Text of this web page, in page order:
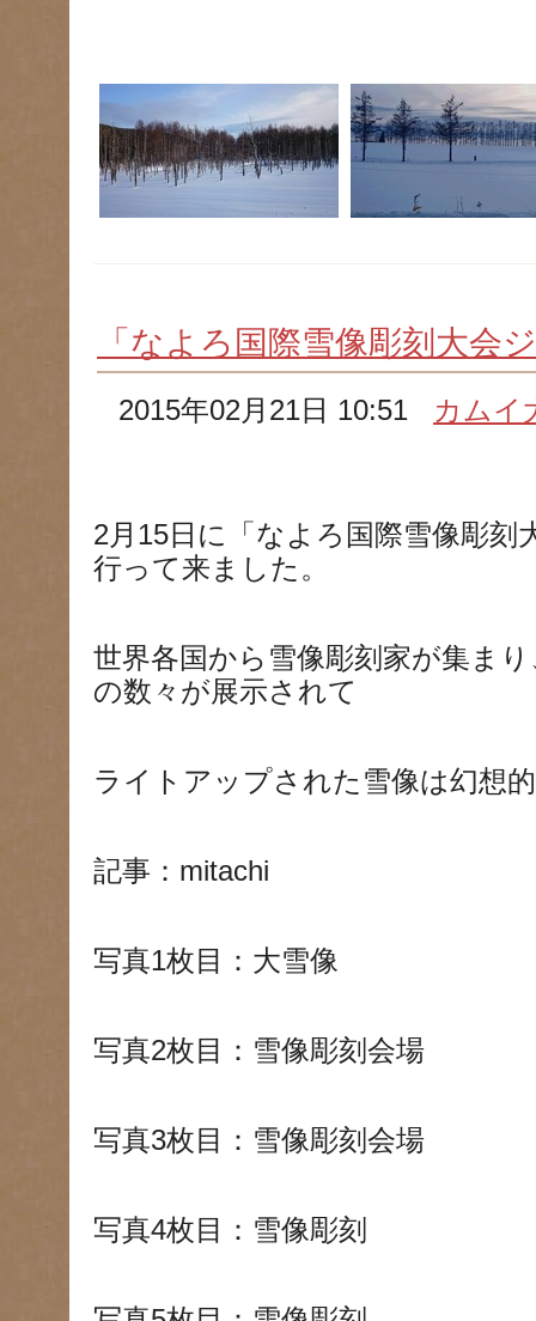
「なよろ国際雪像彫刻大会
2015年02月21日 10:51 カムイ
2月15日に「なよろ国際雪像彫刻
行って来ました。
世界各国から雪像彫刻家が集ま
の数々が展示されて
ライトアップされた雪像は幻想
記事：mitachi
写真1枚目：大雪像
写真2枚目：雪像彫刻会場
写真3枚目：雪像彫刻会場
写真4枚目：雪像彫刻